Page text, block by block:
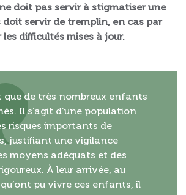
doit pas servir à stigmatiser une
servir de tremplin, en cas par
les difficultés mises à jour.
que de très nombreux enfants
Il s’agit d’une population
risques importants de
justifiant une vigilance
moyens adéquats et des
À leur arrivée, au
pu vivre ces enfants, il